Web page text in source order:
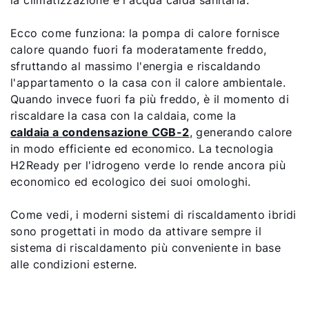
Ecco come funziona: la pompa di calore fornisce
calore quando fuori fa moderatamente freddo,
sfruttando al massimo l'energia e riscaldando
l'appartamento o la casa con il calore ambientale.
Quando invece fuori fa più freddo, è il momento di
riscaldare la casa con la caldaia, come la
caldaia a condensazione CGB-2, generando calore
in modo efficiente ed economico. La tecnologia
H2Ready per l'idrogeno verde lo rende ancora più
economico ed ecologico dei suoi omologhi.
Come vedi, i moderni sistemi di riscaldamento ibridi
sono progettati in modo da attivare sempre il
sistema di riscaldamento più conveniente in base
alle condizioni esterne.